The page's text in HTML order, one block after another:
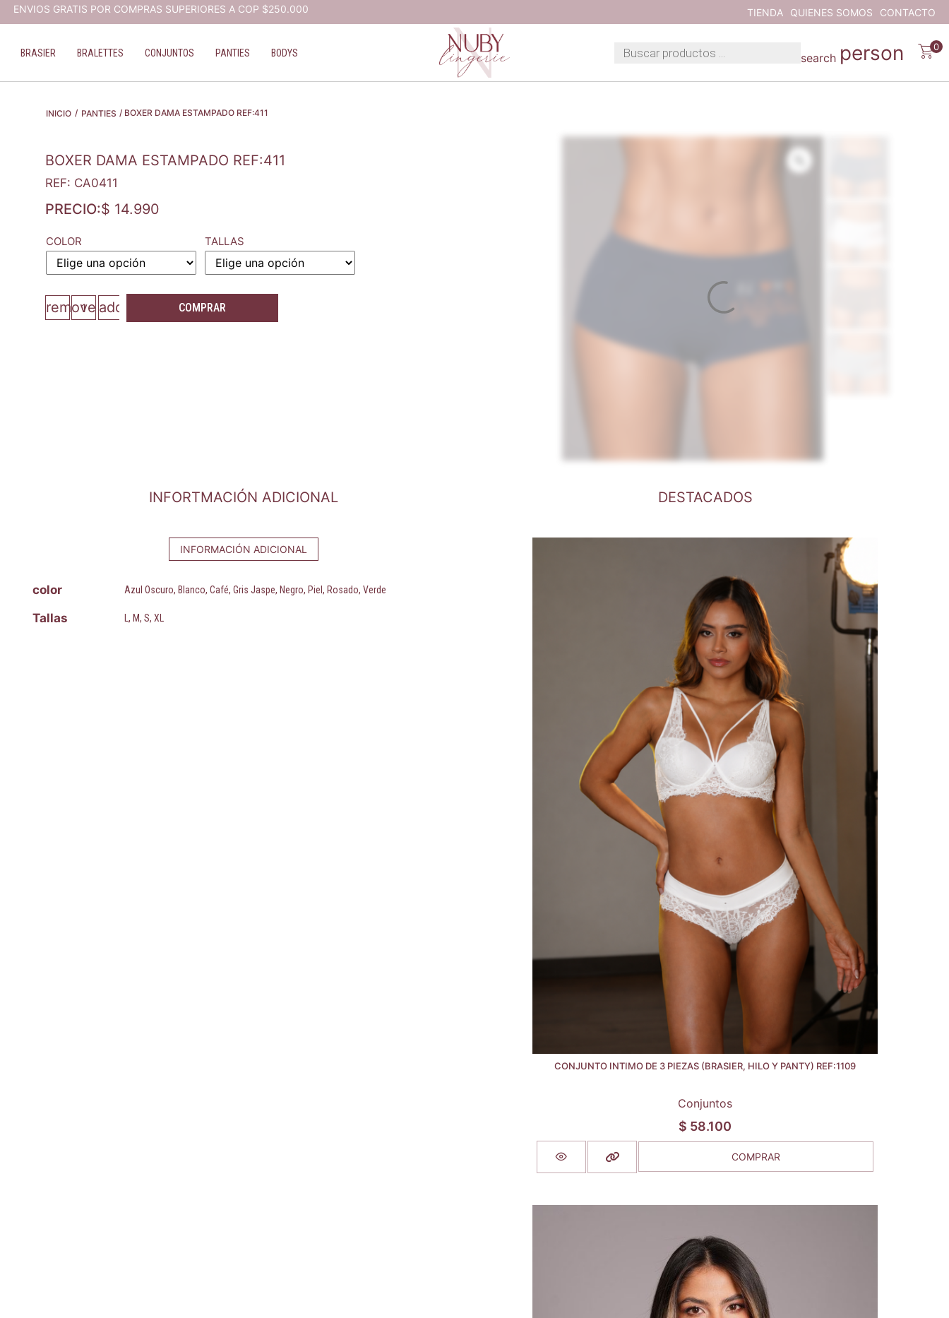
ENVIOS GRATIS POR COMPRAS SUPERIORES A COP $250.000 TIENDA QUIENES SOMOS CONTACTO
BRASIER BRALETTES CONJUNTOS PANTIES BODYS search person 0
INICIO / PANTIES / BOXER DAMA ESTAMPADO REF:411
BOXER DAMA ESTAMPADO REF:411
REF: CA0411
PRECIO:$ 14.990
COLOR TALLAS
remove add COMPRAR
INFORTMACIÓN ADICIONAL
INFORMACIÓN ADICIONAL
color Azul Oscuro, Blanco, Café, Gris Jaspe, Negro, Piel, Rosado, Verde
Tallas L, M, S, XL
DESTACADOS
CONJUNTO INTIMO DE 3 PIEZAS (BRASIER, HILO Y PANTY) REF:1109
Conjuntos
$ 58.100
COMPRAR